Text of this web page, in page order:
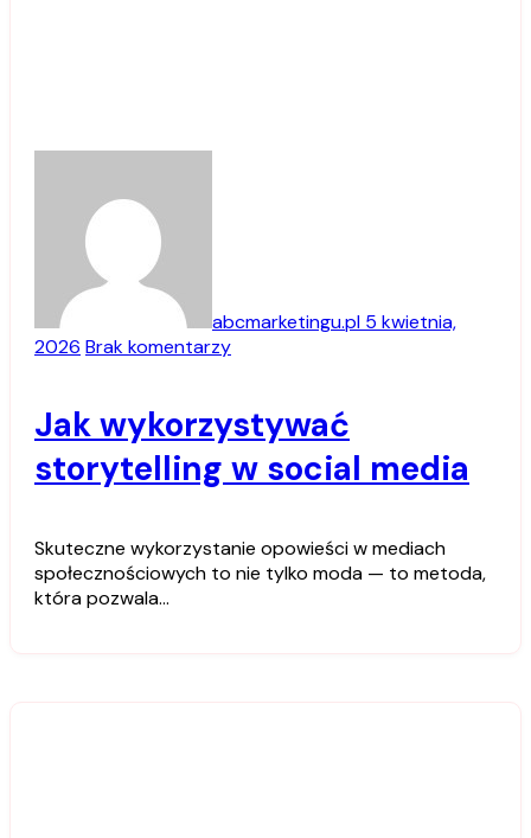
abcmarketingu.pl 5 kwietnia,
2026 Brak komentarzy
Jak wykorzystywać
storytelling w social media
Skuteczne wykorzystanie opowieści w mediach
społecznościowych to nie tylko moda — to metoda,
która pozwala…